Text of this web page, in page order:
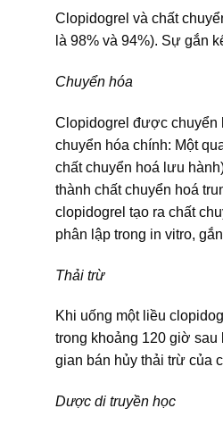
Clopidogrel và chất
là 98% và 94%). Sự gắn
Chuyển hóa
Clopidogrel được chuyển
chuyển hóa chính: Một
chất chuyển hoá lưu
thành chất chuyển hoá
clopidogrel tạo ra chất
phân lập trong in vitro,
Thải trừ
Khi uống một liều
trong khoảng 120 giờ
gian bán hủy thải trừ của
Dược di truyền học